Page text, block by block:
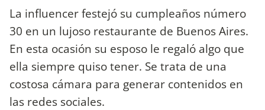
La influencer festejó su cumpleaños número
30 en un lujoso restaurante de Buenos Aires.
En esta ocasión su esposo le regaló algo que
ella siempre quiso tener. Se trata de una
costosa cámara para generar contenidos en
las redes sociales.